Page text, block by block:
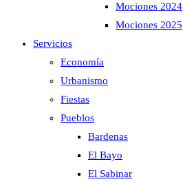
Mociones 2024
Mociones 2025
Servicios
Economía
Urbanismo
Fiestas
Pueblos
Bardenas
El Bayo
El Sabinar